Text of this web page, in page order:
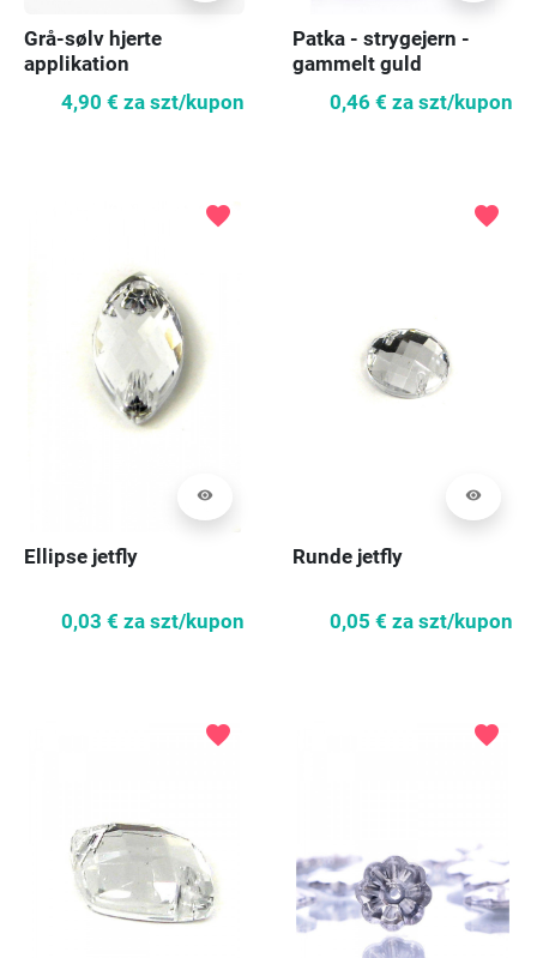
Grå-sølv hjerte
applikation
4,90 € za szt/kupon
Patka - strygejern -
gammelt guld
0,46 € za szt/kupon
visibility
favorite
Ellipse jetfly
0,03 € za szt/kupon
visibility
favorite
Runde jetfly
0,05 € za szt/kupon
favorite favorite